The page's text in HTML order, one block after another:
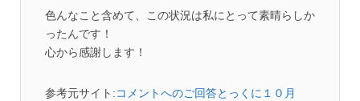
色んなこと含めて、この状況は私にとって素晴らしか
ったんです！
心から感謝します！
参考元サイト:コメントへのご回答とっくに１０月